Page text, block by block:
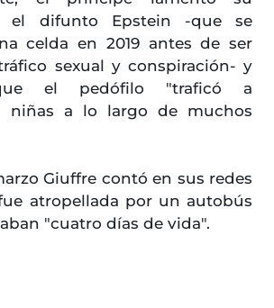
el difunto Epstein -que se
celda en 2019 antes de ser
sexual y conspiración- y
el pedófilo "traficó a
niñas a lo largo de muchos
Giuffre contó en sus redes
atropellada por un autobús
"cuatro días de vida".